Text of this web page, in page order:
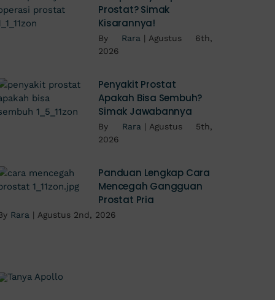
Prostat? Simak
Kisarannya!
By Rara | Agustus 6th,
2026
Penyakit Prostat
Apakah Bisa Sembuh?
Simak Jawabannya
By Rara | Agustus 5th,
2026
Panduan Lengkap Cara
Mencegah Gangguan
Prostat Pria
Rara | Agustus 2nd, 2026